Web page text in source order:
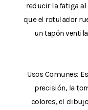
reducir la fatiga
que el rotulador
un tapón
Usos Comunes:
precisión, la
colores, el